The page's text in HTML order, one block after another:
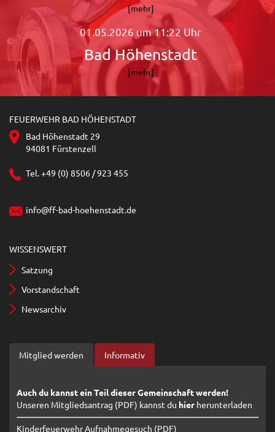
[mehr]
01.05.2026 um 11:22 Uhr
Bad Höhenstadt
[mehr]
FEUERWEHR BAD HÖHENSTADT
Bad Höhenstadt 29
94081 Fürstenzell
Tel. +49 (0) 8506 / 923 455
info@ff-bad-hoehenstadt.de
WISSENSWERT
Satzung
Vorstandschaft
Newsarchiv
Mitglied werden Informativ
Auch du kannst ein Teil dieser Gemeinschaft werden!
Unseren Mitgliedsantrag (PDF) kannst du hier herunterladen
Kinderfeuerwehr Aufnahmegesuch (PDF)